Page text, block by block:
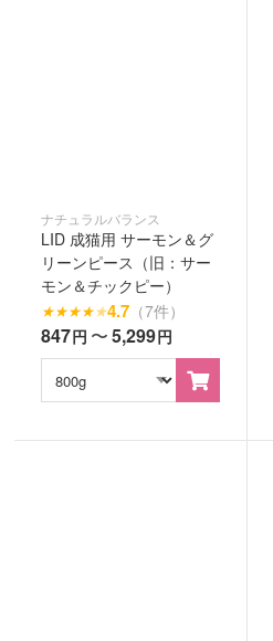
ナチュラルバランス
LID 成猫用 サーモン＆グ
リーンピース（旧：サー
モン＆チックピー）
★★★★★4.7 （7件）
847円 〜5,299円